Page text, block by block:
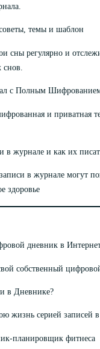
темы и шаблон
сны регулярно и
с Полным
и приватная
в журнале и как их
в журнале могут
здоровье
дневник в
собственный
в Дневнике?
жизнь серией записей
планировщик фитнеса